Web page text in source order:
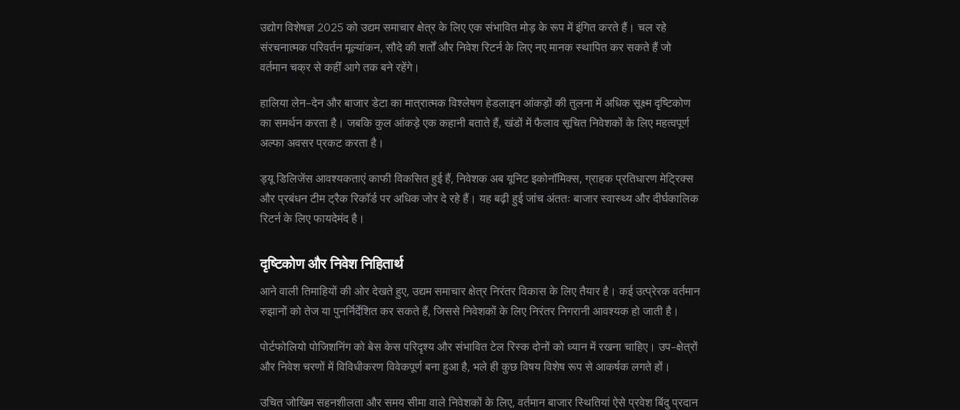
उद्योग विशेषज्ञ 2025 को उद्यम समाचार क्षेत्र के लिए एक संभावित मोड़ के रूप में इंगित करते हैं। चल रहे
संरचनात्मक परिवर्तन मूल्यांकन, सौदे की शर्तों और निवेश रिटर्न के लिए नए मानक स्थापित कर सकते हैं जो
वर्तमान चक्र से कहीं आगे तक बने रहेंगे।
हालिया लेन-देन और बाजार डेटा का मात्रात्मक विश्लेषण हेडलाइन आंकड़ों की तुलना में अधिक सूक्ष्म दृष्टिकोण
का समर्थन करता है। जबकि कुल आंकड़े एक कहानी बताते हैं, खंडों में फैलाव सूचित निवेशकों के लिए महत्वपूर्ण
अल्फा अवसर प्रकट करता है।
ड्यू डिलिजेंस आवश्यकताएं काफी विकसित हुई हैं, निवेशक अब यूनिट इकोनॉमिक्स, ग्राहक प्रतिधारण मेट्रिक्स
और प्रबंधन टीम ट्रैक रिकॉर्ड पर अधिक जोर दे रहे हैं। यह बढ़ी हुई जांच अंततः बाजार स्वास्थ्य और दीर्घकालिक
रिटर्न के लिए फायदेमंद है।
दृष्टिकोण और निवेश निहितार्थ
आने वाली तिमाहियों की ओर देखते हुए, उद्यम समाचार क्षेत्र निरंतर विकास के लिए तैयार है। कई उत्प्रेरक वर्तमान
रुझानों को तेज या पुनर्निर्देशित कर सकते हैं, जिससे निवेशकों के लिए निरंतर निगरानी आवश्यक हो जाती है।
पोर्टफोलियो पोजिशनिंग को बेस केस परिदृश्य और संभावित टेल रिस्क दोनों को ध्यान में रखना चाहिए। उप-क्षेत्रों
और निवेश चरणों में विविधीकरण विवेकपूर्ण बना हुआ है, भले ही कुछ विषय विशेष रूप से आकर्षक लगते हों।
उचित जोखिम सहनशीलता और समय सीमा वाले निवेशकों के लिए, वर्तमान बाजार स्थितियां ऐसे प्रवेश बिंदु प्रदान